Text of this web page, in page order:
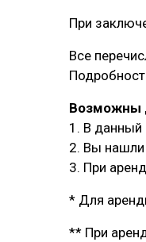
При
Все
Возможны
1. В данный
2. Вы нашли
3. При
* Для
** При